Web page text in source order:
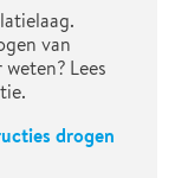
van
Lees
drogen